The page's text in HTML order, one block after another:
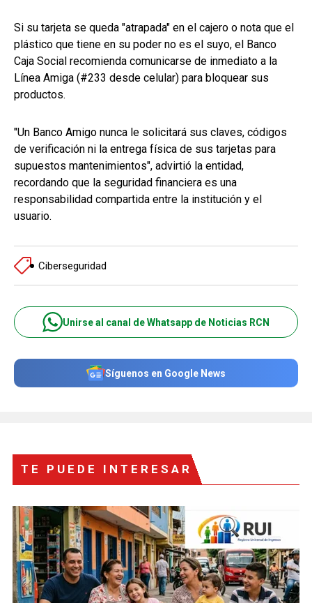
Si su tarjeta se queda "atrapada" en el cajero o nota que el
plástico que tiene en su poder no es el suyo, el Banco
Caja Social recomienda comunicarse de inmediato a la
Línea Amiga (#233 desde celular) para bloquear sus
productos.
"Un Banco Amigo nunca le solicitará sus claves, códigos
de verificación ni la entrega física de sus tarjetas para
supuestos mantenimientos", advirtió la entidad,
recordando que la seguridad financiera es una
responsabilidad compartida entre la institución y el
usuario.
Ciberseguridad
Unirse al canal de Whatsapp de Noticias RCN
Síguenos en Google News
TE PUEDE INTERESAR